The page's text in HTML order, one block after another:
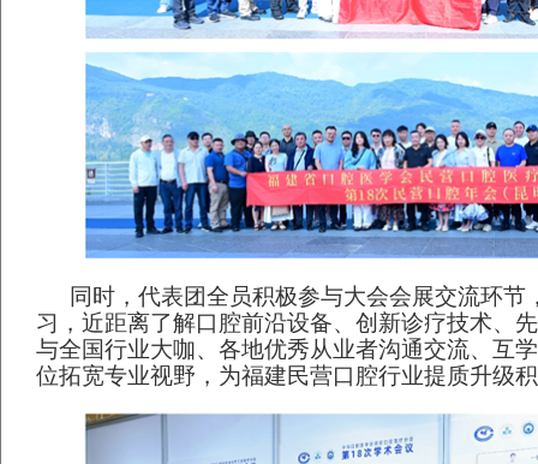
同时，代表团全员积极参与大会会展交流环节
习，近距离了解口腔前沿设备、创新诊疗技术、
与全国行业大咖、各地优秀从业者沟通交流、互
位拓宽专业视野，为福建民营口腔行业提质升级